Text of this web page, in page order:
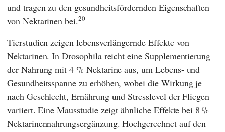
und tragen zu den gesundheitsfördernden Eigenschaften
von Nektarinen bei.20
Tierstudien zeigen lebensverlängernde Effekte von
Nektarinen. In Drosophila reicht eine Supplementierung
der Nahrung mit 4 % Nektarine aus, um Lebens- und
Gesundheitsspanne zu erhöhen, wobei die Wirkung je
nach Geschlecht, Ernährung und Stresslevel der Fliegen
variiert. Eine Mausstudie zeigt ähnliche Effekte bei 8 %
Nektarinennahrungsergänzung. Hochgerechnet auf den